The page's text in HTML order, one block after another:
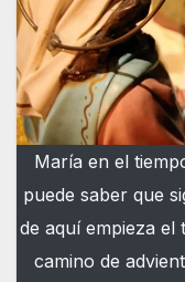
María en el
puede saber que
de aquí empieza
camino de